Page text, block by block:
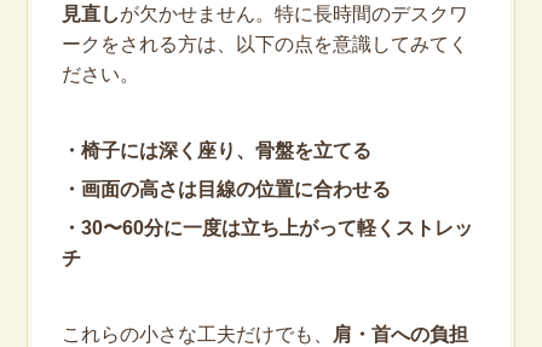
見直しが欠かせません。特に長時間のデスクワ
ークをされる方は、以下の点を意識してみてく
ださい。
・椅子には深く座り、骨盤を立てる
・画面の高さは目線の位置に合わせる
・30〜60分に一度は立ち上がって軽くストレッ
チ
これらの小さな工夫だけでも、
肩・首への負担